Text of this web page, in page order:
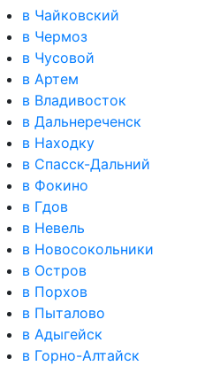
в Чайковский
в Чермоз
в Чусовой
в Артем
в Владивосток
в Дальнереченск
в Находку
в Спасск-Дальний
в Фокино
в Гдов
в Невель
в Новосокольники
в Остров
в Порхов
в Пыталово
в Адыгейск
в Горно-Алтайск